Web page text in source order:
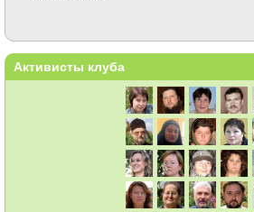
Активисты клуба